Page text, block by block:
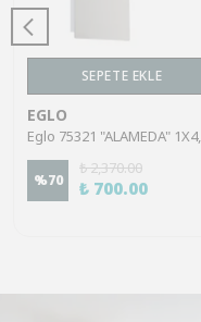
SEPETE EKLE
EGLO
%70
₺ 2,370.00
₺ 700.00